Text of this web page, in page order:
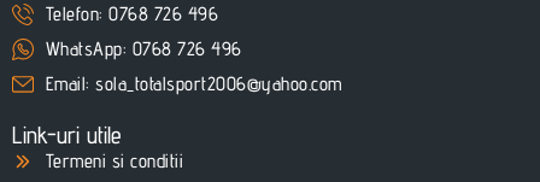
Telefon: 0768 726 496
WhatsApp: 0768 726 496
Email: sola_totalsport2006@yahoo.com
Link-uri utile
Termeni si conditii